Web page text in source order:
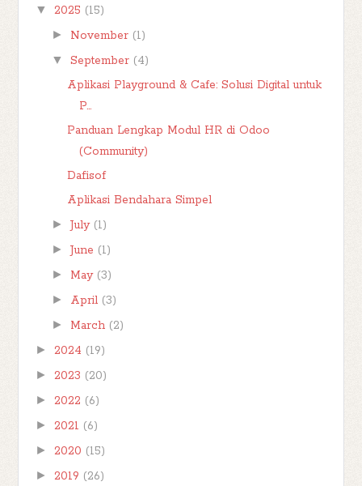
▼ 2025 (15)
► November (1)
▼ September (4)
Aplikasi Playground & Cafe: Solusi Digital untuk
P...
Panduan Lengkap Modul HR di Odoo
(Community)
Dafisof
Aplikasi Bendahara Simpel
► July (1)
► June (1)
► May (3)
► April (3)
► March (2)
► 2024 (19)
► 2023 (20)
► 2022 (6)
► 2021 (6)
► 2020 (15)
► 2019 (26)